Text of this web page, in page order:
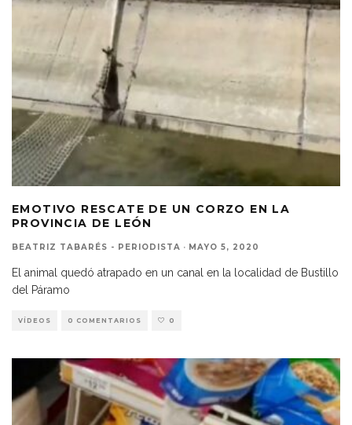
EMOTIVO RESCATE DE UN CORZO EN LA
PROVINCIA DE LEÓN
BEATRIZ TABARÉS - PERIODISTA · MAYO 5, 2020
El animal quedó atrapado en un canal en la localidad de Bustillo
del Páramo
VÍDEOS 0 COMENTARIOS 0